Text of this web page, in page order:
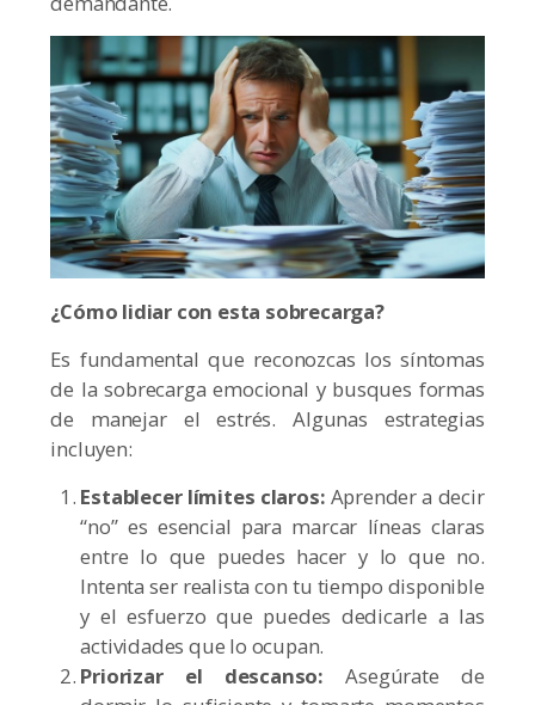
¿Cómo lidiar con esta sobrecarga?
Es fundamental que reconozcas los síntomas
de la sobrecarga emocional y busques formas
de manejar el estrés. Algunas estrategias
incluyen:
Establecer límites claros: Aprender a decir
“no” es esencial para marcar líneas claras
entre lo que puedes hacer y lo que no.
Intenta ser realista con tu tiempo disponible
y el esfuerzo que puedes dedicarle a las
actividades que lo ocupan.
Priorizar el descanso: Asegúrate de